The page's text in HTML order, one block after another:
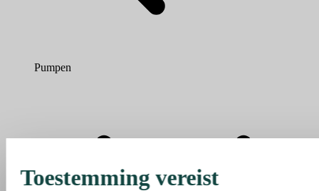
Pumpen
Toestemming vereist